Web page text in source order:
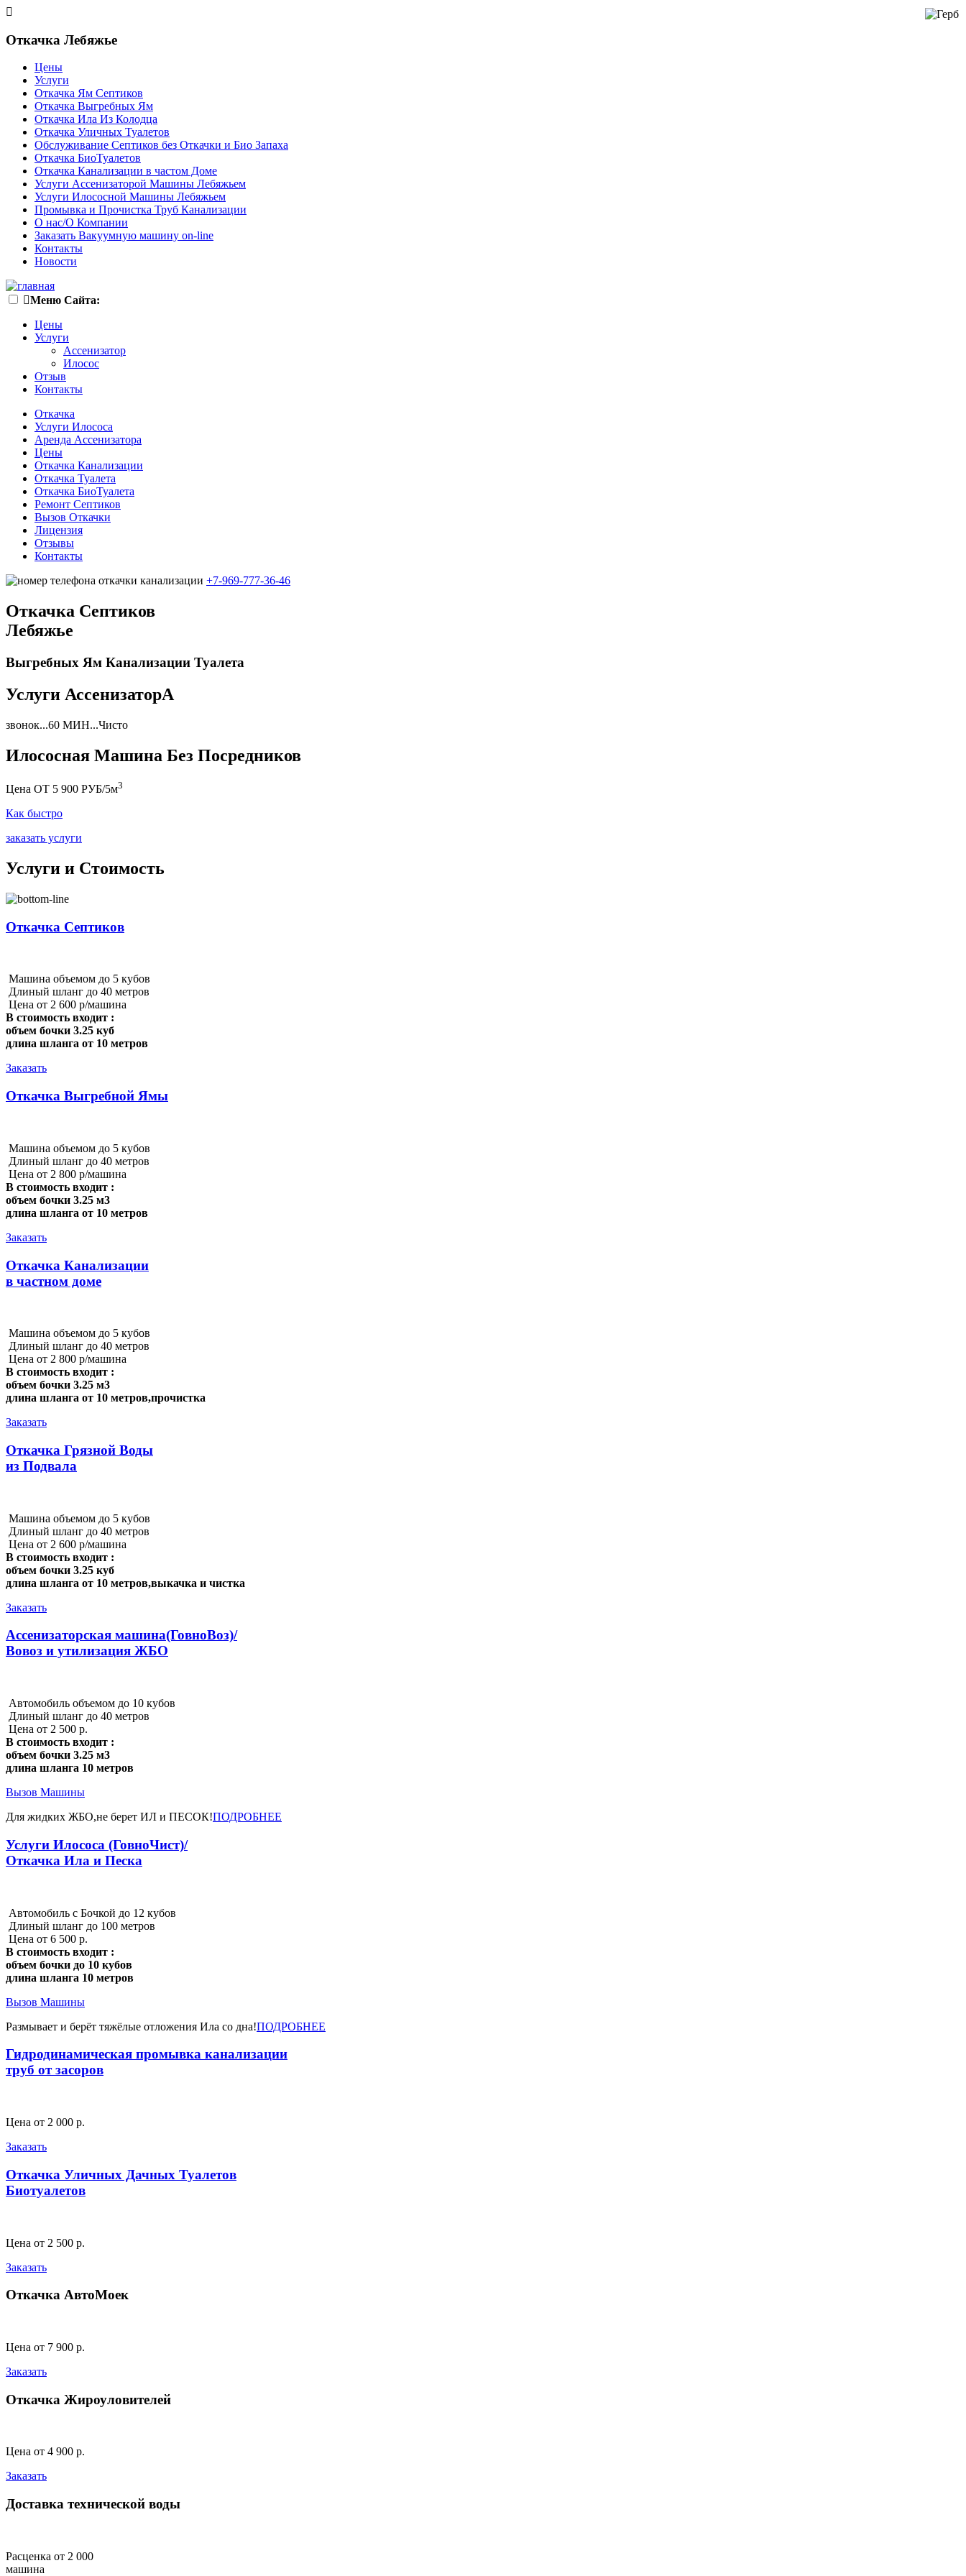
Откачка Лебяжье
Цены
Услуги
Откачка Ям Септиков
Откачка Выгребных Ям
Откачка Ила Из Колодца
Откачка Уличных Туалетов
Обслуживание Септиков без Откачки и Био Запаха
Откачка БиоТуалетов
Откачка Канализации в частом Доме
Услуги Ассенизаторой Машины Лебяжьем
Услуги Илососной Машины Лебяжьем
Промывка и Прочистка Труб Канализации
О нас/О Компании
Заказать Вакуумную машину on-line
Контакты
Новости
Меню Сайта:
Цены
Услуги
Ассенизатор
Илосос
Отзыв
Контакты
Откачка
Услуги Илососа
Аренда Ассенизатора
Цены
Откачка Канализации
Откачка Туалета
Откачка БиоТуалета
Ремонт Септиков
Вызов Откачки
Лицензия
Отзывы
Контакты
+7-969-777-36-46
Откачка Cептиков
Лебяжье
Выгребных Ям Канализации Туалета
Услуги АссенизаторА
звонок...60 МИН...Чисто
Илососная Машина Без Посредников
Цена ОТ 5 900 РУБ/5м3
Как быстро
заказать услуги
Услуги и Стоимость
Откачка Септиков
Машина объемом до 5 кубов
Длиный шланг до 40 метров
Цена от 2 600 р/машина
В стоимость входит :
объем бочки 3.25 куб
длина шланга от 10 метров
Заказать
Откачка Выгребной Ямы
Машина объемом до 5 кубов
Длиный шланг до 40 метров
Цена от 2 800 р/машина
В стоимость входит :
объем бочки 3.25 м3
длина шланга от 10 метров
Заказать
Откачка Канализации
в частном доме
Машина объемом до 5 кубов
Длиный шланг до 40 метров
Цена от 2 800 р/машина
В стоимость входит :
объем бочки 3.25 м3
длина шланга от 10 метров,прочистка
Заказать
Откачка Грязной Воды
из Подвала
Машина объемом до 5 кубов
Длиный шланг до 40 метров
Цена от 2 600 р/машина
В стоимость входит :
объем бочки 3.25 куб
длина шланга от 10 метров,выкачка и чистка
Заказать
Ассенизаторская машина(ГовноВоз)/
Вовоз и утилизация ЖБО
Автомобиль объемом до 10 кубов
Длиный шланг до 40 метров
Цена от 2 500 р.
В стоимость входит :
объем бочки 3.25 м3
длина шланга 10 метров
Вызов Машины
Для жидких ЖБО,не берет ИЛ и ПЕСОК!ПОДРОБНЕЕ
Услуги Илососа (ГовноЧист)/
Откачка Ила и Песка
Автомобиль с Бочкой до 12 кубов
Длиный шланг до 100 метров
Цена от 6 500 р.
В стоимость входит :
объем бочки до 10 кубов
длина шланга 10 метров
Вызов Машины
Размывает и берёт тяжёлые отложения Ила со дна!ПОДРОБНЕЕ
Гидродинамическая промывка канализации
труб от засоров
Цена от 2 000 р.
Заказать
Откачка Уличных Дачных Туалетов
Биотуалетов
Цена от 2 500 р.
Заказать
Откачка АвтоМоек
Цена от 7 900 р.
Заказать
Откачка Жироуловителей
Цена от 4 900 р.
Заказать
Доставка технической воды
Расценка от 2 000
машина